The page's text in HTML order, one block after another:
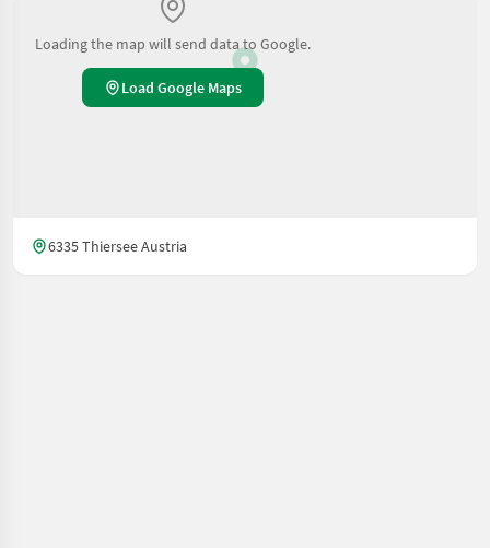
Loading the map will send data to Google.
Load Google Maps
6335 Thiersee Austria